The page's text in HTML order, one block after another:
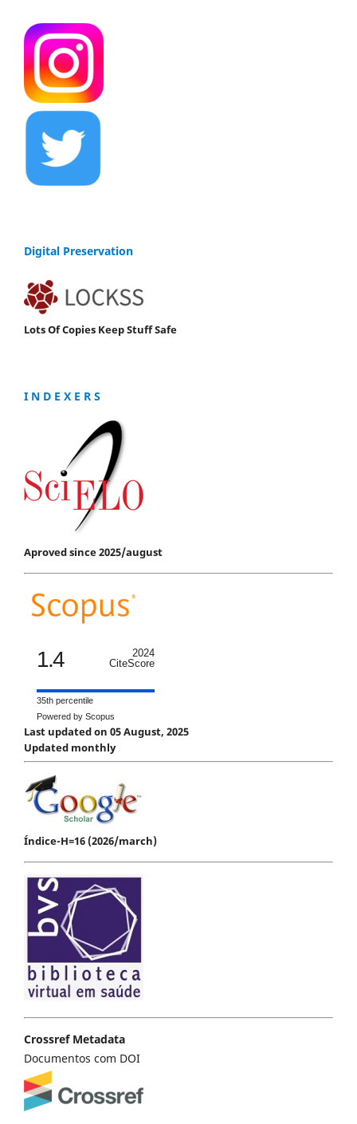
Digital Preservation
Lots Of Copies Keep Stuff Safe
I N D E X E R S
Aproved since 2025/august
1.4
2024
CiteScore
35th percentile
Powered by Scopus
Last updated on 05 August, 2025
Updated monthly
Índice-H=16 (2026/march)
Crossref Metadata
Documentos com DOI